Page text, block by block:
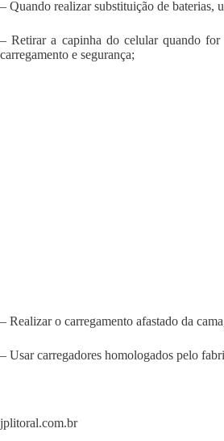
– Quando realizar substituição de baterias,
– Retirar a capinha do celular quando
carregamento e segurança;
– Realizar o carregamento afastado da
– Usar carregadores homologados pelo
jplitoral.com.br